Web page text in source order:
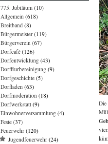
775. Jubiläum (10)
Allgemein (618)
Breitband (8)
Bürgermeister (119)
Bürgerverein (67)
Dorfcafé (126)
Dorfentwicklung (43)
Dorfflurbereinigung (9)
Dorfgeschichte (5)
Dorfladen (63)
Dorfmoderation (18)
Dorfwerkstatt (9)
Einwohnerversammlung (4)
Feste (37)
Feuerwehr (120)
Jugendfeuerwehr (24)